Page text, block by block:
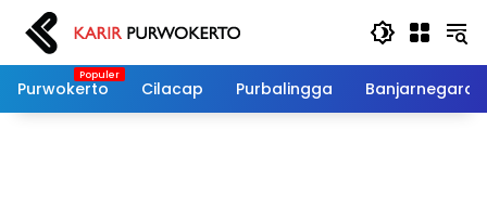
Langsung
konten
Purwokerto
Cilacap Purbalingga Banjarnegara